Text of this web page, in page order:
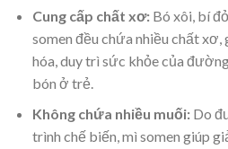
Cung cấp chất xơ: Bó xôi, bí
somen đều chứa nhiều chất
hóa, duy trì sức khỏe của
bón ở trẻ.
Không chứa nhiều muối: Do
trình chế biến, mì somen giúp